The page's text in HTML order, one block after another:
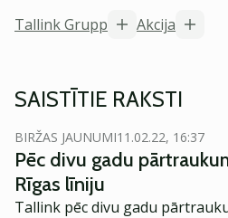
Tallink Grupp
Akcija
SAISTĪTIE RAKSTI
BIRŽAS JAUNUMI11.02.22, 16:37
Pēc divu gadu
Rīgas līniju
Tallink pēc divu gadu pārtraukuma - no šī